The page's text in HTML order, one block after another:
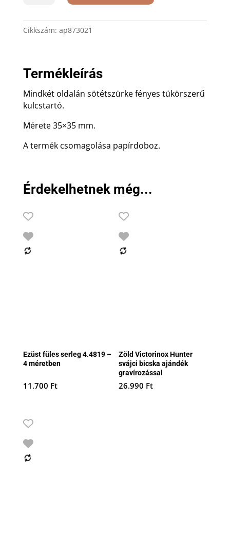
ajándék
Cikkszám: ap873021
Termékleírás
Mindkét oldalán sötétszürke fényes tükörszerű
kulcstartó.
Mérete 35×35 mm.
A termék csomagolása papírdoboz.
Érdekelhetnek még...
Ezüst füles serleg 4.4819 –
4 méretben
11.700 Ft
Zöld Victorinox Hunter
svájci bicska ajándék
gravírozással
26.990 Ft